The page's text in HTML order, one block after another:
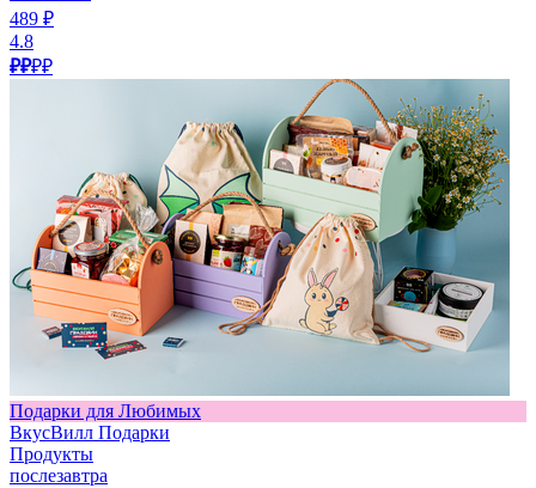
489 ₽
4.8
₽₽₽₽
Подарки для Любимых
ВкусВилл Подарки
Продукты
послезавтра